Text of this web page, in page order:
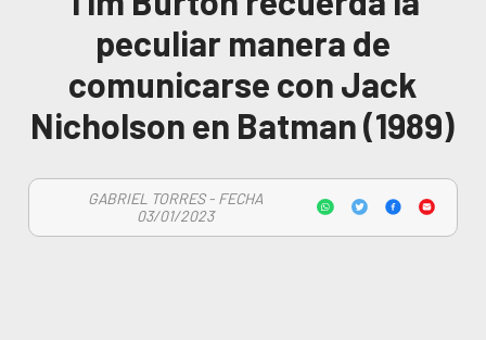
peculiar manera de
comunicarse con Jack
Nicholson en Batman (1989)
GABRIEL TORRES - FECHA
03/01/2023